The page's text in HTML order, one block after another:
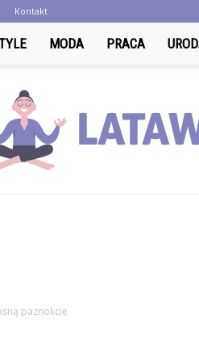
Kontakt
MODA PRACA
paznokcie